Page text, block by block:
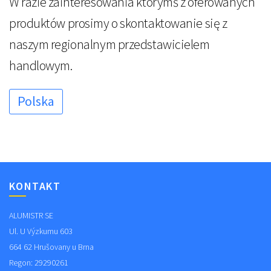
produktów prosimy o skontaktowanie się z
naszym regionalnym przedstawicielem
handlowym.
Polska
KONTAKT
ALUMISTR SE
Ul. U Výzkumu 603
664 62 Hrušovany u Brna
Regon: 29290261